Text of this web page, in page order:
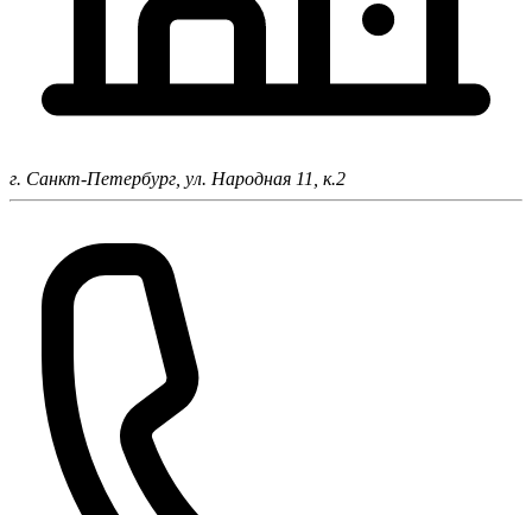
г. Санкт-Петербург, ул. Народная 11, к.2